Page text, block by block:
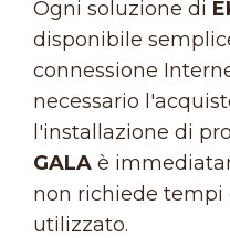
Ogni soluzione di
disponibile
connessione
necessario
l'installazione di
GALA è
non richiede tempi
utilizzato.